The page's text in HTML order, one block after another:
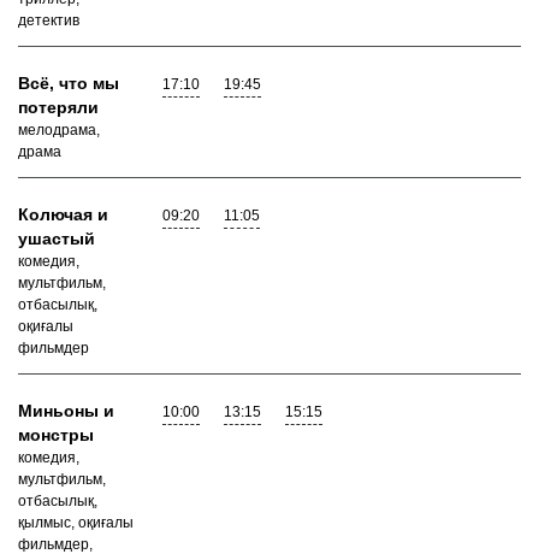
детектив
Всё, что мы
потеряли
мелодрама,
драма
17:10 19:45
Колючая и
ушастый
комедия,
мультфильм,
отбасылық,
оқиғалы
фильмдер
09:20 11:05
Миньоны и
монстры
комедия,
мультфильм,
отбасылық,
қылмыс, оқиғалы
фильмдер,
10:00 13:15 15:15